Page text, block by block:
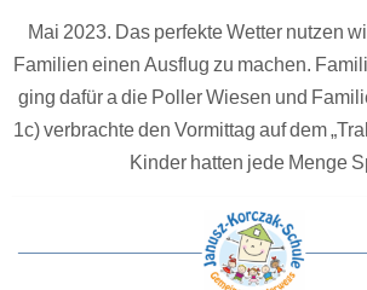
Mai 2023. Das perfekte Wetter nutzen
Familien einen Ausflug zu machen.
ging dafür a die Poller Wiesen und
1c) verbrachte den Vormittag auf dem
Kinder hatten jede Menge